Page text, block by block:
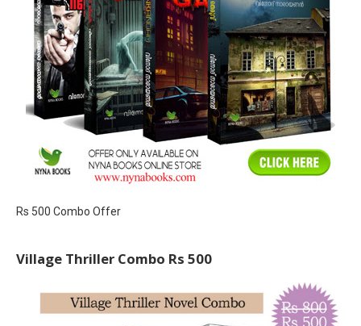
Rs 500 Combo Offer
Village Thriller Combo Rs 500